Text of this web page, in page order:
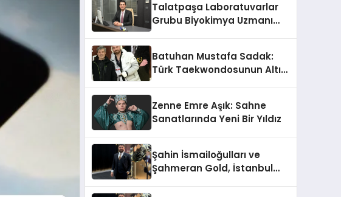
Talatpaşa Laboratuvarlar
Grubu Biyokimya Uzmanı
Batuhan Mustafa Sadak:
Türk Taekwondosunun Altın
Zenne Emre Aşık: Sahne
Sanatlarında Yeni Bir Yıldız
Şahin İsmailoğulları ve
Şahmeran Gold, İstanbul